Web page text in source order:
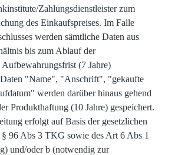
Zahlungsdienstleister zum
des Einkaufspreises. Im Falle
werden sämtliche Daten aus
bis zum Ablauf der
Aufbewahrungsfrist (7 Jahre)
Daten "Name", "Anschrift", "gekaufte
werden darüber hinaus gehend
Produkthaftung (10 Jahre) gespeichert.
erfolgt auf Basis der gesetzlichen
96 Abs 3 TKG sowie des Art 6 Abs 1
und/oder b (notwendig zur